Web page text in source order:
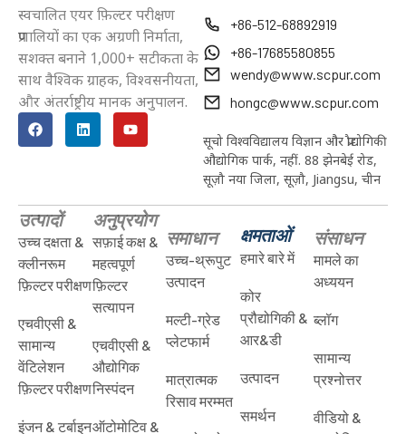
स्वचालित एयर फ़िल्टर परीक्षण
प्रणालियों का एक अग्रणी निर्माता,
सशक्त बनाने 1,000+ सटीकता के
साथ वैश्विक ग्राहक, विश्वसनीयता,
और अंतर्राष्ट्रीय मानक अनुपालन.
+86-512-68892919
+86-17685580855
wendy@www.scpur.com
hongc@www.scpur.com
सूचो विश्वविद्यालय विज्ञान और प्रौद्योगिकी
औद्योगिक पार्क, नहीं. 88 झेनबेई रोड,
सूज़ौ नया जिला, सूज़ौ, Jiangsu, चीन
उत्पादों
उच्च दक्षता &
क्लीनरूम
फ़िल्टर परीक्षण
एचवीएसी &
सामान्य
वेंटिलेशन
फ़िल्टर परीक्षण
इंजन & टर्बाइन
अनुप्रयोग
सफ़ाई कक्ष &
महत्वपूर्ण
फ़िल्टर
सत्यापन
एचवीएसी &
औद्योगिक
निस्पंदन
ऑटोमोटिव &
समाधान
उच्च-थ्रूपुट
उत्पादन
मल्टी-ग्रेड
प्लेटफार्म
मात्रात्मक
रिसाव मरम्मत
क्षमताओं
हमारे बारे में
कोर
प्रौद्योगिकी &
आर&डी
उत्पादन
समर्थन
संसाधन
मामले का
अध्ययन
ब्लॉग
सामान्य
प्रश्नोत्तर
वीडियो &